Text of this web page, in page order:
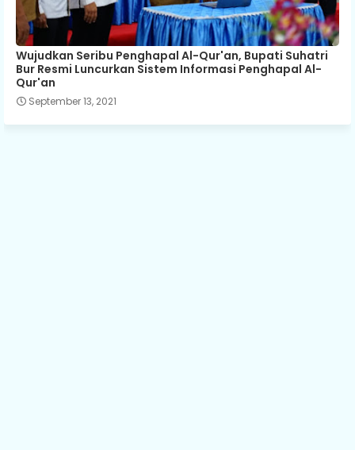
Wujudkan Seribu Penghapal Al-Qur'an, Bupati Suhatri
Bur Resmi Luncurkan Sistem Informasi Penghapal Al-
Qur'an
September 13, 2021